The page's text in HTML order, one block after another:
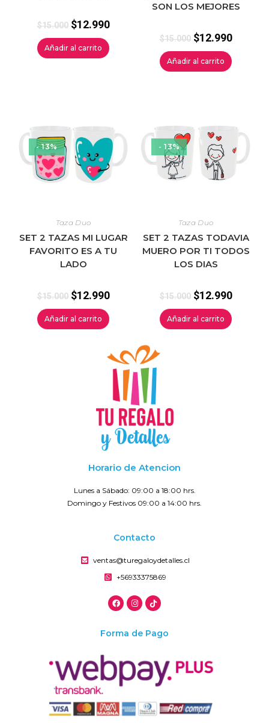
$15.000 $12.990
Añadir al carrito
SON LOS MEJORES
$15.000 $12.990
Añadir al carrito
- 13%
Taza Duo
SET 2 TAZAS MI LUGAR
FAVORITO ES A TU
LADO
$15.000 $12.990
Añadir al carrito
- 13%
Taza Duo
SET 2 TAZAS TODAVIA
MUERO POR TI TODOS
LOS DIAS
$15.000 $12.990
Añadir al carrito
Horario de Atencion
Lunes a Sábado: 09:00 a 18:00 hrs.
Domingo y Festivos 09:00 a 14:00 hrs.
Contacto
ventas@turegaloydetalles.cl
+56933375869
Forma de Pago